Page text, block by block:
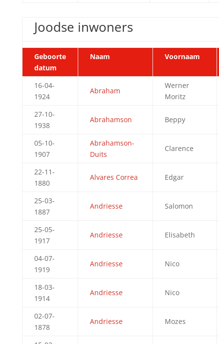
Joodse inwoners
Geboorte
datum
Naam Voornaam
16-04-
1924
Abraham
Werner
Moritz
27-10-
1938
Abrahamson Beppy
05-10-
1907
Abrahamson-
Duits
Clarence
22-11-
1880
Alvares Correa Edgar
25-03-
1887
Andriesse Salomon
25-05-
1917
Andriesse Elisabeth
04-07-
1919
Andriesse Nico
18-03-
1914
Andriesse Nico
02-07-
1878
Andriesse Mozes